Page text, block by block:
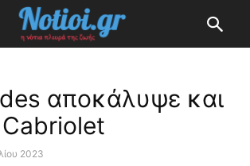
αποκάλυψε και
2023